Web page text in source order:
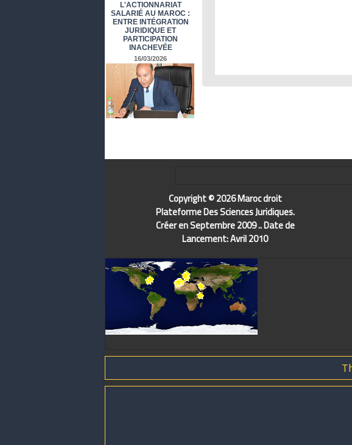
L'ACTIONNARIAT
SALARIÉ AU MAROC :
ENTRE INTÉGRATION
JURIDIQUE ET
PARTICIPATION
INACHEVÉE
16/03/2026
Copyright © 2026 Maroc droit
Plateforme Des Sciences Juridiques.
Créer en Septembre 2009 .. Date de
Lancement: Avril 2010